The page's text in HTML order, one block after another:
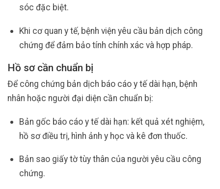
sóc đặc biệt.
Khi cơ quan y tế, bệnh viện yêu cầu bản dịch công
chứng để đảm bảo tính chính xác và hợp pháp.
Hồ sơ cần chuẩn bị
Để công chứng bản dịch báo cáo y tế dài hạn, bệnh
nhân hoặc người đại diện cần chuẩn bị:
Bản gốc báo cáo y tế dài hạn: kết quả xét nghiệm,
hồ sơ điều trị, hình ảnh y học và kê đơn thuốc.
Bản sao giấy tờ tùy thân của người yêu cầu công
chứng.